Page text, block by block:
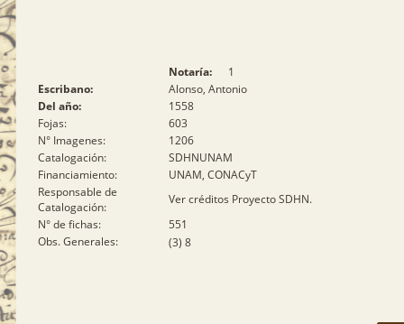
Notaría:
1
Escribano:
Alonso, Antonio
Del año:
1558
Fojas:
603
N° Imagenes:
1206
Catalogación:
SDHNUNAM
Financiamiento:
UNAM, CONACyT
Responsable de
Catalogación:
Ver créditos Proyecto SDHN.
N° de fichas:
551
Obs. Generales:
(3) 8